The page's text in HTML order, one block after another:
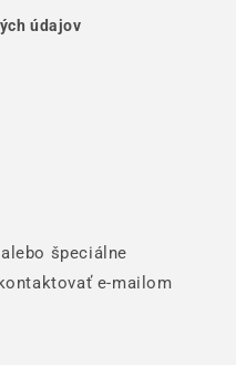
údajov
špeciálne
e-mailom